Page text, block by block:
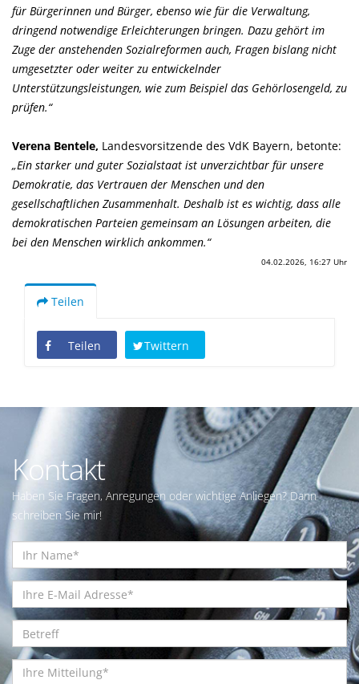
für Bürgerinnen und Bürger, ebenso wie für die Verwaltung,
dringend notwendige Erleichterungen bringen. Dazu gehört im
Zuge der anstehenden Sozialreformen auch, Fragen bislang nicht
umgesetzter oder weiter zu entwickelnder
Unterstützungsleistungen, wie zum Beispiel das Gehörlosengeld, zu
prüfen.“
Verena Bentele, Landesvorsitzende des VdK Bayern, betonte:
Ein starker und guter Sozialstaat ist unverzichtbar für unsere
Demokratie, das Vertrauen der Menschen und den
gesellschaftlichen Zusammenhalt. Deshalb ist es wichtig, dass alle
demokratischen Parteien gemeinsam an Lösungen arbeiten, die
bei den Menschen wirklich ankommen.“
04.02.2026, 16:27 Uhr
Teilen
Teilen Twittern
Kontakt
Haben Sie Fragen, Anregungen oder wichtige Anliegen? Dann
schreiben Sie mir!